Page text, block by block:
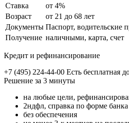
Ставка
от 4%
Возраст
от 21 до 68 лет
Документы Паспорт,
Получение наличными, карта, счет
Кредит и рефинансирование
+7 (495) 224-44-00 Есть
Решение за 3 минуты
на любые цели,
2ндфл, справка по форме банка
без обеспечения